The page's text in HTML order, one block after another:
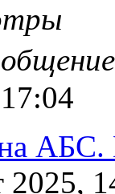
АБС.
2025,